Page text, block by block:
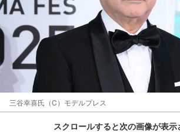
三谷幸喜氏（C）モデルプレス
スクロールすると次の画像が表示